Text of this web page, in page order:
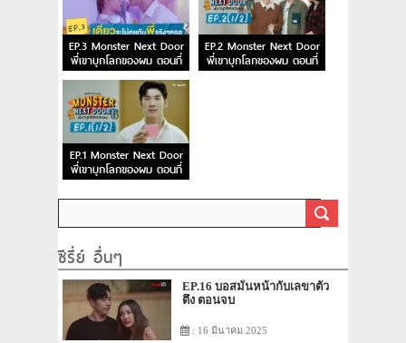
EP.3 Monster Next Door
พี่เขาบุกโลกของผม ตอนที่
3
EP.2 Monster Next Door
พี่เขาบุกโลกของผม ตอนที่
2
EP.1 Monster Next Door
พี่เขาบุกโลกของผม ตอนที่
1
ซีรี่ย์ อื่นๆ
EP.16 บอสมั่นหน้ากับเลขาตัว
ตึง ตอนจบ
: 16 มีนาคม 2025